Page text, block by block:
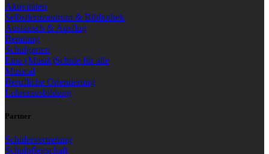
Aktivitäten
Selbstlernzentrum & Bibliothek
Austausch & Ausflug
Beratung
Schulgarten
Eine (Musik)Schule für alle
Musical
Berufliche Orientierung
Lehrerausbildung
Partner
Schülervertretung
Schulpflegschaft